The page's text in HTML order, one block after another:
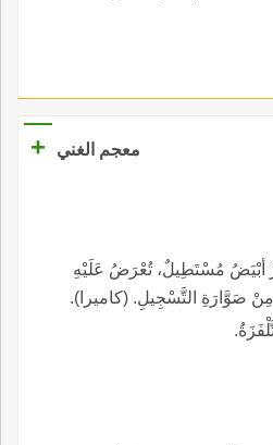
معجم الغني +
أبْيَضُ مُسْتَطِيلٌ، تُعْرَضُ عَلَيْهِ
مِنْ صَوَّارَةِ التَّسْجِيلِ. (كاميرا).